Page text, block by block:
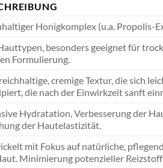
Honigkomplex (u.a. Propolis-
besonders geeignet für
Formulierung.
cremige Textur, die sich
die nach der Einwirkzeit sanft
Hydratation, Verbesserung der
der Hautelastizität.
mit Fokus auf natürliche,
Minimierung potenzieller